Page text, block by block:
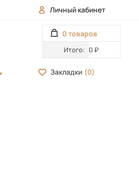
Личный кабинет
0 товаров
Итого: 0 ₽
Закладки (0)